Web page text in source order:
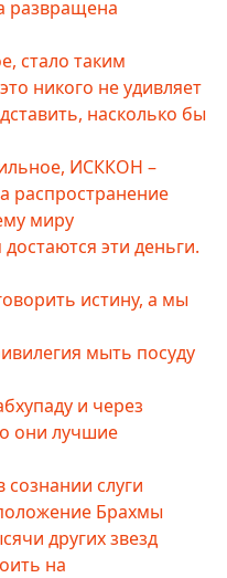
развращена
стало таким
никого не удивляет
насколько бы
ИСККОН –
распространение
миру
эти деньги.
истину, а мы
мыть посуду
и через
они лучшие
слуги
Брахмы
других звезд
на